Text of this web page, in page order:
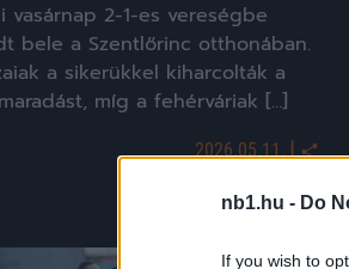
nb1.hu - Do
If you wish to
vasárnap 2-1-es vereségbe
bele a Szentlőrinc otthonában.
a sikerükkel kiharcolták a
míg a fehérváriak […]
2026.05.11. |